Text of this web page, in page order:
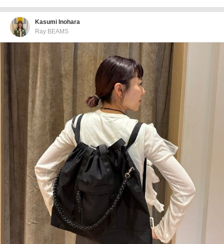
Kasumi Inohara
Ray BEAMS